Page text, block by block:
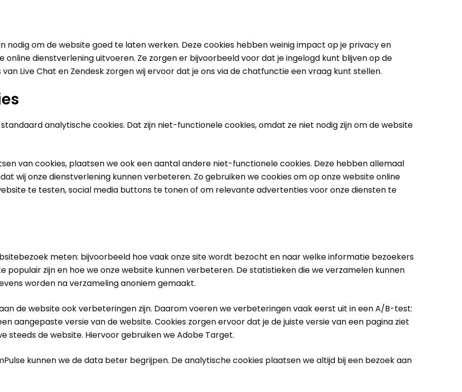
nodig om de website goed te laten werken. Deze cookies hebben weinig impact op je privacy en
online dienstverlening uitvoeren. Ze zorgen er bijvoorbeeld voor dat je ingelogd kunt blijven op de
Live Chat en Zendesk zorgen wij ervoor dat je ons via de chatfunctie een vraag kunt stellen.
analytische cookies. Dat zijn niet-functionele cookies, omdat ze niet nodig zijn om de website
van cookies, plaatsen we ook een aantal andere niet-functionele cookies. Deze hebben allemaal
wij onze dienstverlening kunnen verbeteren. Zo gebruiken we cookies om op onze website online
te testen, social media buttons te tonen of om relevante advertenties voor onze diensten te
meten: bijvoorbeeld hoe vaak onze site wordt bezocht en naar welke informatie bezoekers
populair zijn en hoe we onze website kunnen verbeteren. De statistieken die we verzamelen kunnen
worden na verzameling anoniem gemaakt.
de website ook verbeteringen zijn. Daarom voeren we verbeteringen vaak eerst uit in een A/B-test:
aangepaste versie van de website. Cookies zorgen ervoor dat je de juiste versie van een pagina ziet
steeds de website. Hiervoor gebruiken we Adobe Target.
kunnen we de data beter begrijpen. De analytische cookies plaatsen we altijd bij een bezoek aan